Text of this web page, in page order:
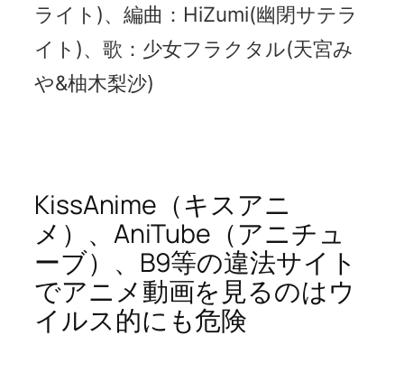
ライト)、編曲：HiZumi(幽閉サテラ
イト)、歌：少女フラクタル(天宮み
や&柚木梨沙)
KissAnime（キスアニ
メ）、AniTube（アニチュ
ーブ）、B9等の違法サイト
でアニメ動画を見るのはウ
イルス的にも危険